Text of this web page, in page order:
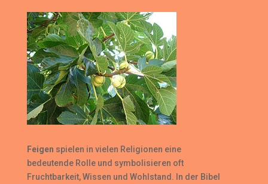
Feigen spielen in vielen Religionen eine
bedeutende Rolle und symbolisieren oft
Fruchtbarkeit, Wissen und Wohlstand. In der Bibel